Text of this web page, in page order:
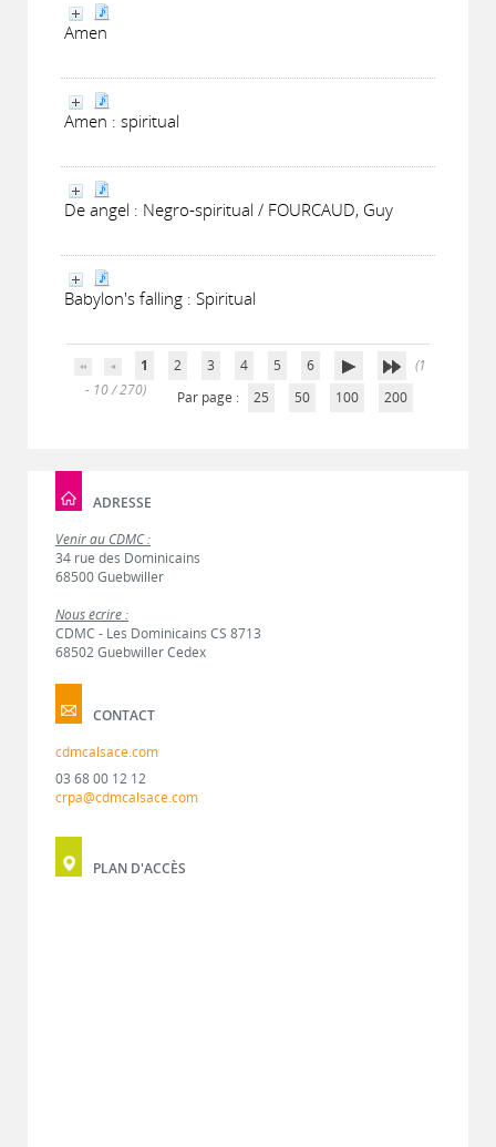
Amen
Amen : spiritual
De angel : Negro-spiritual / FOURCAUD, Guy
Babylon's falling : Spiritual
1 2 3 4 5 6
(1
- 10 / 270)
Par page : 25 50 100 200
ADRESSE
Venir au CDMC :
34 rue des Dominicains
68500 Guebwiller
Nous écrire :
CDMC - Les Dominicains CS 8713
68502 Guebwiller Cedex
CONTACT
cdmcalsace.com
03 68 00 12 12
crpa@cdmcalsace.com
PLAN D'ACCÈS